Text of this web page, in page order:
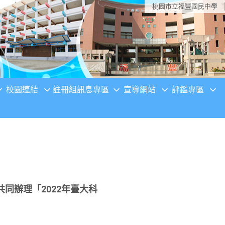
桃園市立福豐國民中學
校園連結 註冊組訊息專區 宣導網站 評鑑專區
同辦理「2022年臺大科